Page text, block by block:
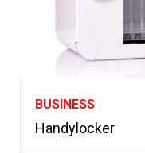
BUSINESS
Handylocker